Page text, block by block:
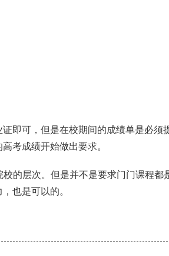
即可，但是在校期间的成绩单是必须
考成绩开始做出要求。
的层次。但是并不是要求门门课程都
也是可以的。